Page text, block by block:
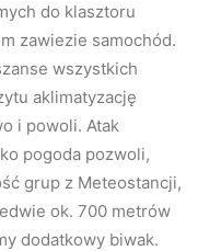
do klasztoru
zawiezie samochód.
wszystkich
aklimatyzację
i powoli. Atak
pogoda pozwoli,
grup z Meteostancji,
ok. 700 metrów
dodatkowy biwak.